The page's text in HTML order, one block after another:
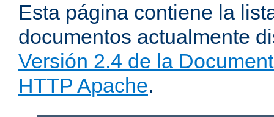
Esta página contiene la
documentos actualmente
Versión 2.4 de la
HTTP Apache.